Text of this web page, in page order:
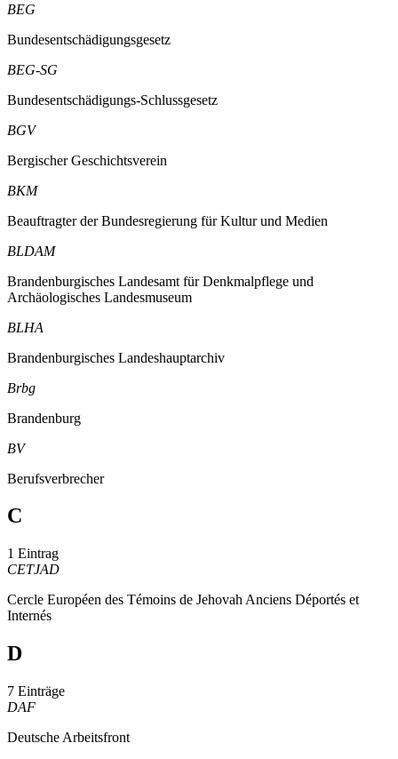
BEG
Bundesentschädigungsgesetz
BEG-SG
Bundesentschädigungs-Schlussgesetz
BGV
Bergischer Geschichtsverein
BKM
Beauftragter der Bundesregierung für Kultur und Medien
BLDAM
Brandenburgisches Landesamt für Denkmalpflege und
Archäologisches Landesmuseum
BLHA
Brandenburgisches Landeshauptarchiv
Brbg
Brandenburg
BV
Berufsverbrecher
C
1 Eintrag
CETJAD
Cercle Européen des Témoins de Jehovah Anciens Déportés et
Internés
D
7 Einträge
DAF
Deutsche Arbeitsfront